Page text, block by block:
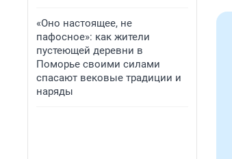
«Оно настоящее, не
пафосное»: как жители
пустеющей деревни в
Поморье своими силами
спасают вековые традиции и
наряды